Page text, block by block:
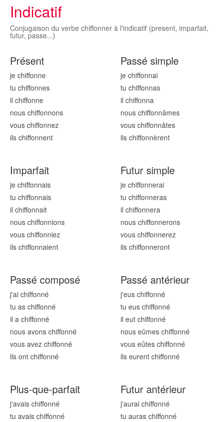
Indicatif
Conjugaison du verbe chiffonner à l'indicatif (present, imparfait,
futur, passe...)
Présent
je chiffonne
tu chiffonnes
il chiffonne
nous chiffonnons
vous chiffonnez
ils chiffonnent
Passé simple
je chiffonnai
tu chiffonnas
il chiffonna
nous chiffonnâmes
vous chiffonnâtes
ils chiffonnèrent
Imparfait
je chiffonnais
tu chiffonnais
il chiffonnait
nous chiffonnions
vous chiffonniez
ils chiffonnaient
Futur simple
je chiffonnerai
tu chiffonneras
il chiffonnera
nous chiffonnerons
vous chiffonnerez
ils chiffonneront
Passé composé
j'ai chiffonné
tu as chiffonné
il a chiffonné
nous avons chiffonné
vous avez chiffonné
ils ont chiffonné
Passé antérieur
j'eus chiffonné
tu eus chiffonné
il eut chiffonné
nous eûmes chiffonné
vous eûtes chiffonné
ils eurent chiffonné
Plus-que-parfait
j'avais chiffonné
tu avais chiffonné
Futur antérieur
j'aurai chiffonné
tu auras chiffonné